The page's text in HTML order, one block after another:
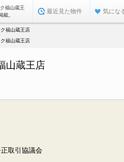
福山蔵王
載。
最近見た物件 気にな
福山蔵王店
福山蔵王店
山蔵王店
取引協議会